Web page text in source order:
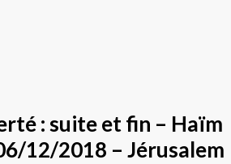
: suite et fin – Haïm
12/2018 – Jérusalem